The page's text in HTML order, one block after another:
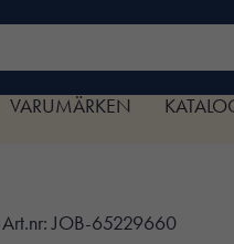
VARUMÄRKEN
Art.nr:JOB-65229660